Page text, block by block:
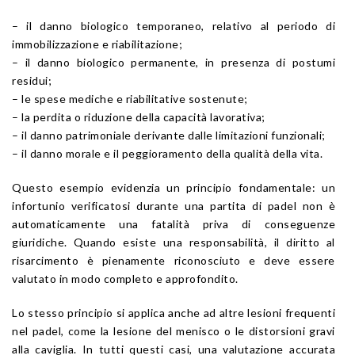
– il danno biologico temporaneo, relativo al periodo di
immobilizzazione e riabilitazione;
– il danno biologico permanente, in presenza di postumi
residui;
– le spese mediche e riabilitative sostenute;
– la perdita o riduzione della capacità lavorativa;
– il danno patrimoniale derivante dalle limitazioni funzionali;
– il danno morale e il peggioramento della qualità della vita.
Questo esempio evidenzia un principio fondamentale: un
infortunio verificatosi durante una partita di padel non è
automaticamente una fatalità priva di conseguenze
giuridiche. Quando esiste una responsabilità, il diritto al
risarcimento è pienamente riconosciuto e deve essere
valutato in modo completo e approfondito.
Lo stesso principio si applica anche ad altre lesioni frequenti
nel padel, come la lesione del menisco o le distorsioni gravi
alla caviglia. In tutti questi casi, una valutazione accurata